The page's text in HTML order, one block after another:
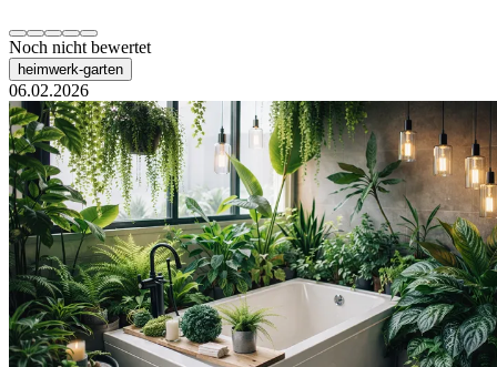
Noch nicht bewertet
heimwerk-garten
06.02.2026